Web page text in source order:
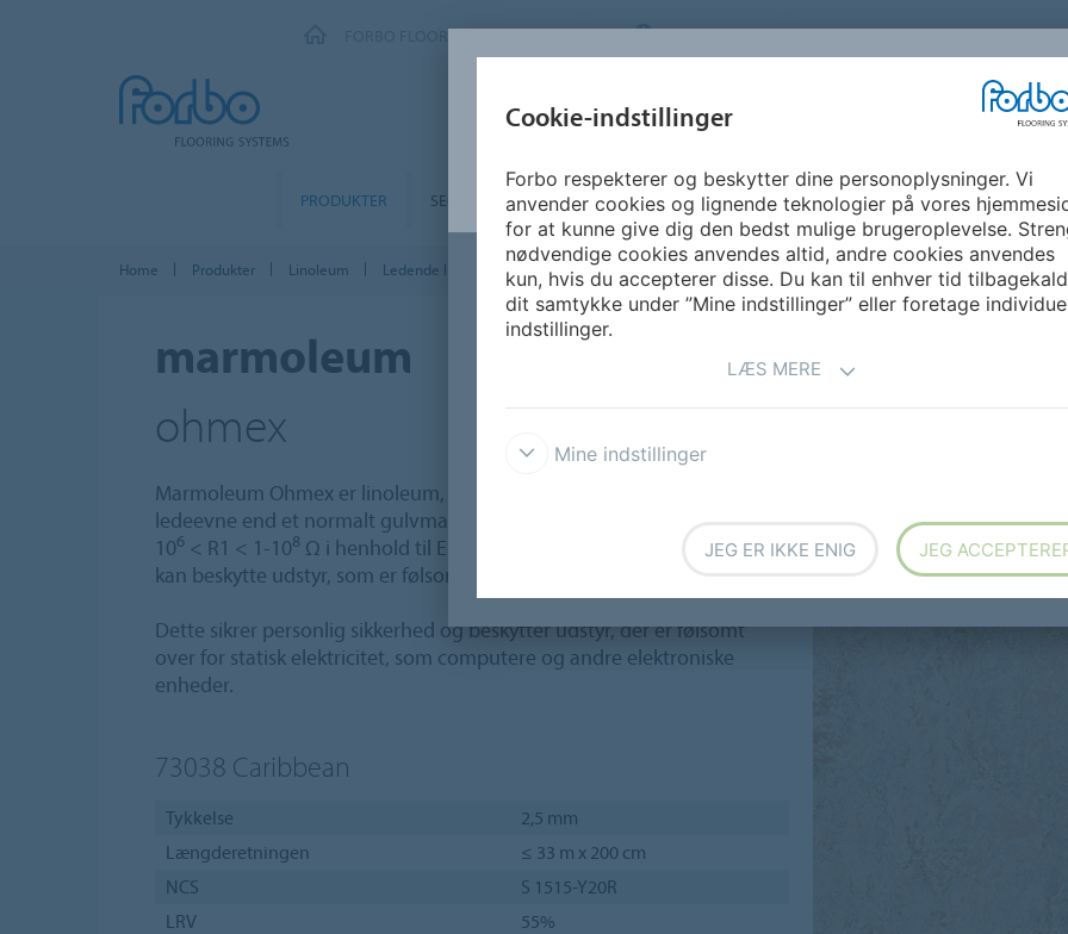
FORBO FLOORING SYSTEMS DENMARK
PRODUKTER SEGMENTER BÆREDYGTIGHED DOWNLOADS
GUIDE &
INSPIRATION
Home Produkter Linoleum Ledende linoleum Marmoleum Ohmex
marmoleum
ohmex
Marmoleum Ohmex er linoleum, som opfylder højere krav vedrørende
ledeevne end et normalt gulvmateriale. Elektrostatisk afledeevne ; 1 -
106 < R1 < 1-108 Ω i henhold til EN 1081: giver personlig sikkerhed og
kan beskytte udstyr, som er følsomt over for statisk elektricitet.8
Dette sikrer personlig sikkerhed og beskytter udstyr, der er følsomt
over for statisk elektricitet, som computere og andre elektroniske
enheder.
73038 Caribbean
Tykkelse
2,5 mm
Længderetningen
≤ 33 m x 200 cm
NCS
S 1515-Y20R
LRV
55%
Cookie-indstillinger
Forbo respekterer og beskytter dine personoplysninger. Vi
anvender cookies og lignende teknologier på vores
for at kunne give dig den bedst mulige brugeroplevelse.
nødvendige cookies anvendes altid, andre cookies anvendes
kun, hvis du accepterer disse. Du kan til enhver tid
dit samtykke under ”Mine indstillinger” eller foretage
indstillinger.
LÆS MERE
Mine indstillinger
JEG ER IKKE ENIG JEG